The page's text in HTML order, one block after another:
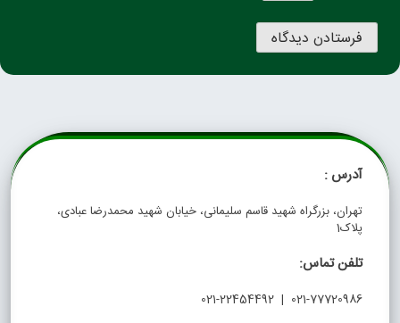
آدرس :
تهران، بزرگراه شهید قاسم سلیمانی، خیابان شهید محمدرضا عبادی،
پلاک1
تلفن تماس:
021-77720986 | 021-22454492